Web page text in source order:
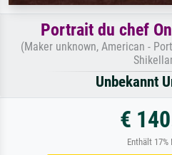
Portrait du chef
(Maker unknown, American -
Unbekannt
€
Enthält 17%